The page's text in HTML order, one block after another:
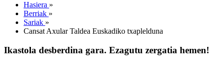
Hasiera »
Berriak »
Sariak »
Cansat Axular Taldea Euskadiko txaplelduna
Ikastola desberdina gara. Ezagutu zergatia hemen!